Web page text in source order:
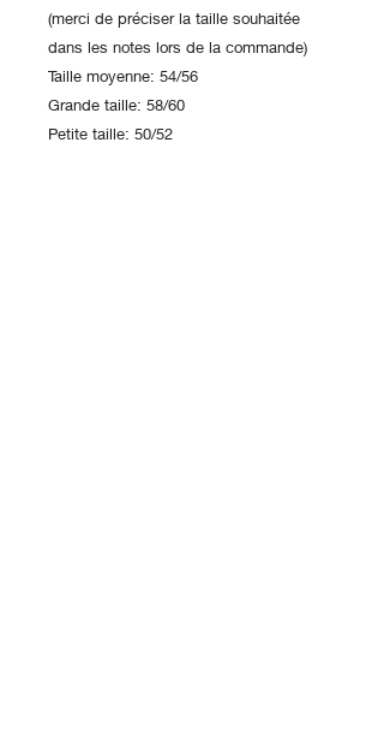
(merci de préciser la taille souhaitée
dans les notes lors de la commande)
Taille moyenne: 54/56
Grande taille: 58/60
Petite taille: 50/52